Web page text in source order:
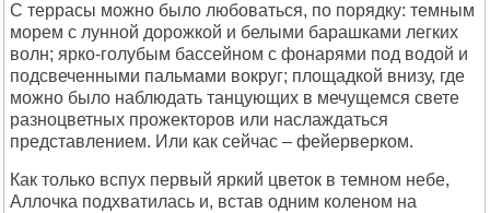
С террасы можно было любоваться, по порядку: темным
морем с лунной дорожкой и белыми барашками легких
волн; ярко-голубым бассейном с фонарями под водой и
подсвеченными пальмами вокруг; площадкой внизу, где
можно было наблюдать танцующих в мечущемся свете
разноцветных прожекторов или наслаждаться
представлением. Или как сейчас – фейерверком.
Как только вспух первый яркий цветок в темном небе,
Аллочка подхватилась и, встав одним коленом на